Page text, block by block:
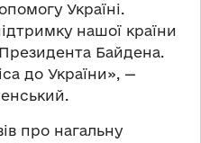
Україні.
нашої країни
Байдена.
до України», —
про нагальну